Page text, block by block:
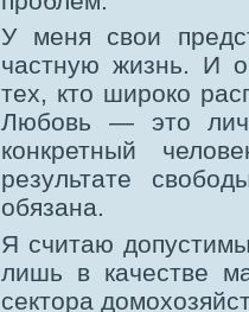
У меня свои
частную жизнь. И
тех, кто широко
Любовь — это
конкретный
результате
обязана.
Я считаю
лишь в качестве
сектора